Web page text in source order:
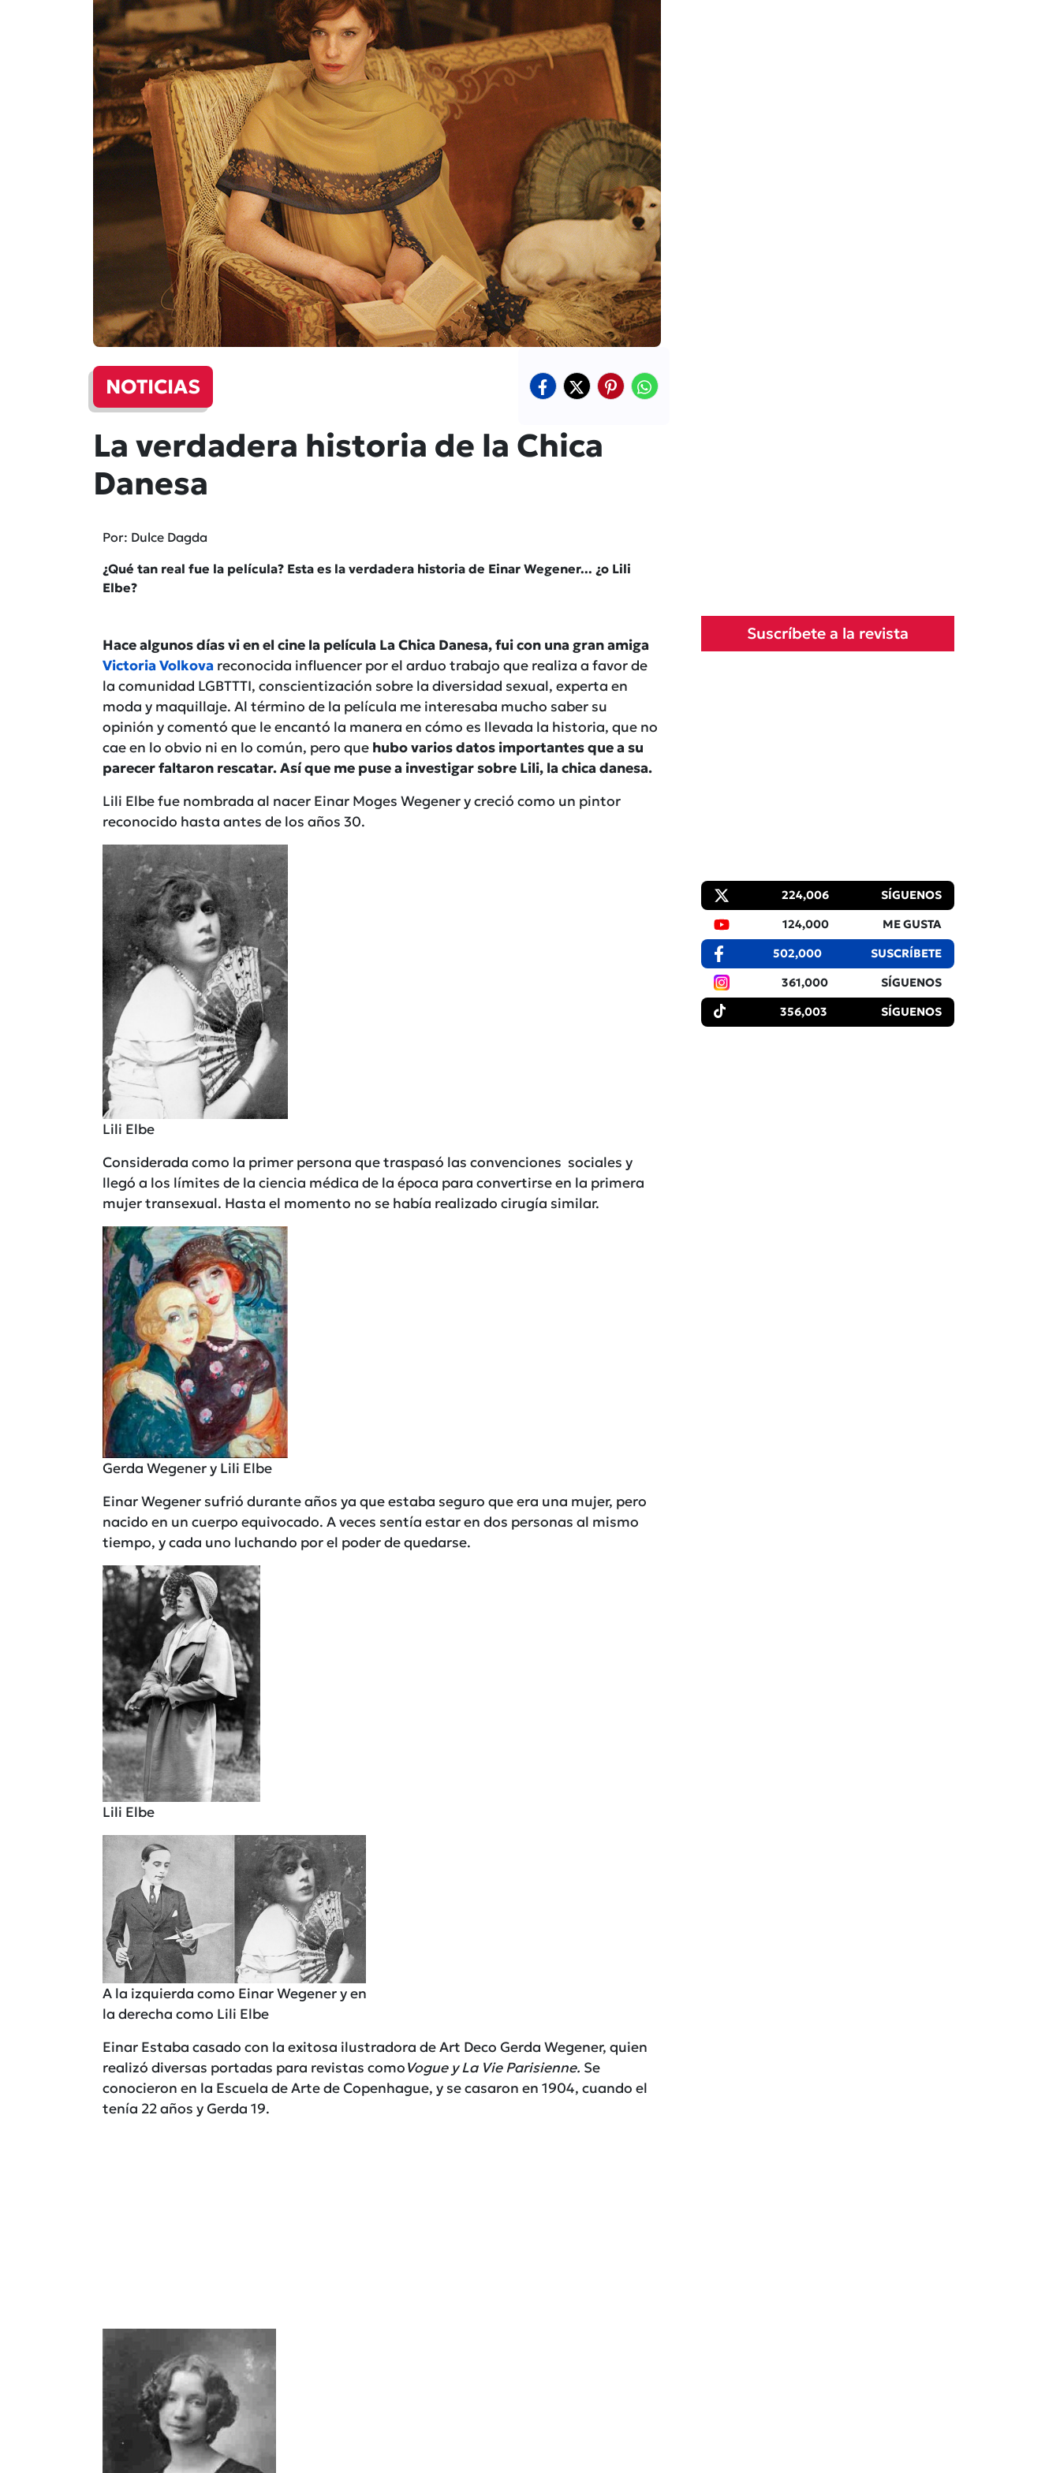
NOTICIAS
La verdadera historia de la Chica
Danesa
Por: Dulce Dagda
¿Qué tan real fue la película? Esta es la verdadera historia de Einar Wegener... ¿o Lili
Elbe?
Hace algunos días vi en el cine la película La Chica Danesa, fui con una gran amiga
Victoria Volkova reconocida influencer por el arduo trabajo que realiza a favor de
la comunidad LGBTTTI, conscientización sobre la diversidad sexual, experta en
moda y maquillaje. Al término de la película me interesaba mucho saber su
opinión y comentó que le encantó la manera en cómo es llevada la historia, que no
cae en lo obvio ni en lo común, pero que hubo varios datos importantes que a su
parecer faltaron rescatar. Así que me puse a investigar sobre Lili, la chica danesa.
Lili Elbe fue nombrada al nacer Einar Moges Wegener y creció como un pintor
reconocido hasta antes de los años 30.
Lili Elbe
Considerada como la primer persona que traspasó las convenciones sociales y
llegó a los límites de la ciencia médica de la época para convertirse en la primera
mujer transexual. Hasta el momento no se había realizado cirugía similar.
Gerda Wegener y Lili Elbe
Einar Wegener sufrió durante años ya que estaba seguro que era una mujer, pero
nacido en un cuerpo equivocado. A veces sentía estar en dos personas al mismo
tiempo, y cada uno luchando por el poder de quedarse.
Lili Elbe
A la izquierda como Einar Wegener y en
la derecha como Lili Elbe
Einar Estaba casado con la exitosa ilustradora de Art Deco Gerda Wegener, quien
realizó diversas portadas para revistas comoVogue y La Vie Parisienne. Se
conocieron en la Escuela de Arte de Copenhague, y se casaron en 1904, cuando el
tenía 22 años y Gerda 19.
Suscríbete a la revista
224,006 SÍGUENOS
124,000 ME GUSTA
502,000 SUSCRÍBETE
361,000 SÍGUENOS
356,003 SÍGUENOS